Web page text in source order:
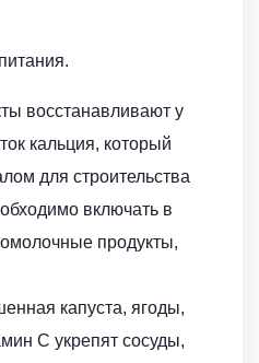
восстанавливают у
кальция, который
для строительства
включать в
продукты,
капуста, ягоды,
С укрепят сосуды,